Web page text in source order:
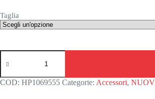
Taglia
Telo
mare
quantità
COD: HP1069555 Categorie: Accessori,